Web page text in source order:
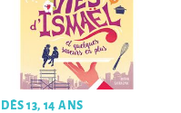
DÈS 13, 14 ANS